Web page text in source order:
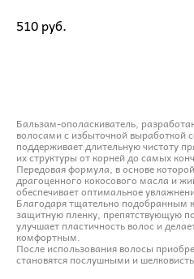
510 pуб.
Бальзам-ополаскиватель,
волосами с избыточной выработкой
поддерживает длительную чистоту
их структуры от корней до самых
Передовая формула, в основе
драгоценного кокосового масла и
обеспечивает оптимальное
Благодаря тщательно подобранным
защитную пленку, препятствующую
улучшает пластичность волос и
комфортным.
После использования волосы
становятся послушными и